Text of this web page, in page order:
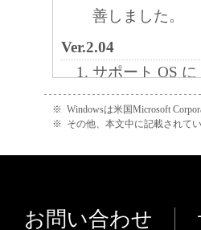
善しました。
Ver.2.04
サポート OS
サポート OS
[CanoScan] コ
Windows 7 に
※ Windowsは米国Microsoft
※ その他、本文中に記載されて
お問い合わせ